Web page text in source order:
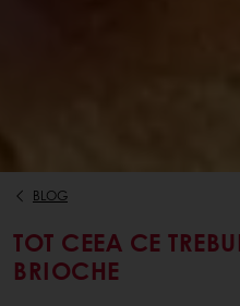
BLOG
TOT CEEA CE
BRIOCHE